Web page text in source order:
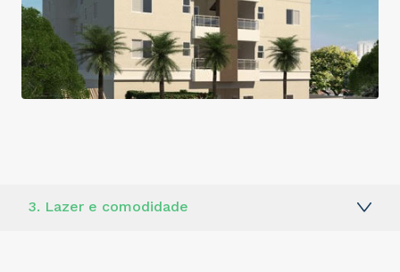
3. Lazer e comodidade